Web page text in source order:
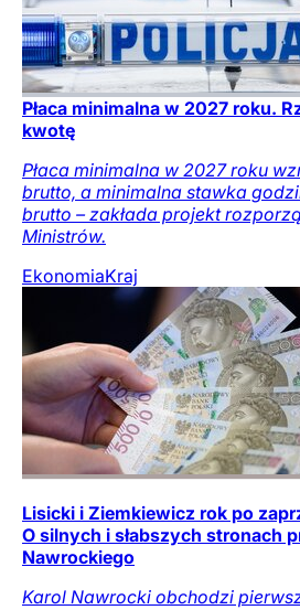
Płaca minimalna w 2027 roku.
kwotę
Płaca minimalna w 2027 roku
brutto, a minimalna stawka
brutto – zakłada projekt
Ministrów.
EkonomiaKraj
Lisicki i Ziemkiewicz rok po
O silnych i słabszych stronach
Nawrockiego
Karol Nawrocki obchodzi